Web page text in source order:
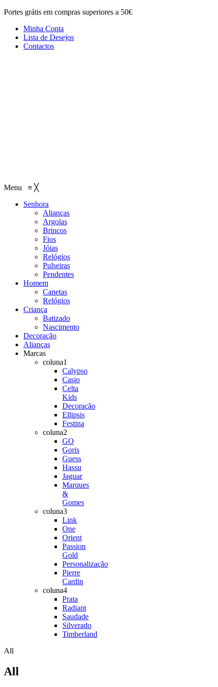
Portes grátis em compras superiores a 50€
Minha Conta
Lista de Desejos
Contactos
Menu ≡ ╳
Senhora
Alianças
Argolas
Brincos
Fios
Jóias
Relógios
Pulseiras
Pendentes
Homem
Canetas
Relógios
Criança
Batizado
Nascimento
Decoração
Alianças
Marcas
coluna1
Calypso
Casio
Celta
Kids
Decoração
Ellipsis
Festina
coluna2
GO
Goris
Guess
Hassu
Jaguar
Marques
&
Gomes
coluna3
Link
One
Orient
Passion
Gold
Personalização
Pierre
Cardin
coluna4
Prata
Radiant
Saudade
Silverado
Timberland
All
All